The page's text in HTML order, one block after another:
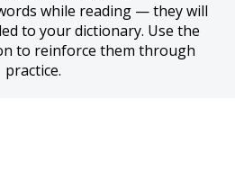
while reading — they will
to your dictionary. Use the
to reinforce them through
practice.